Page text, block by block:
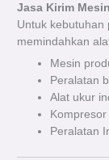
Jasa Kirim
Untuk kebutuhan
memindahkan
Mesin
Peralatan
Alat ukur
Peralatan